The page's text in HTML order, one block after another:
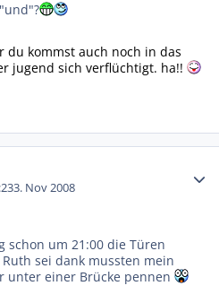
du kommst auch noch in das
jugend sich verflüchtigt. ha!!
3. Nov 2008
schon um 21:00 die Türen
sei dank mussten mein
unter einer Brücke pennen